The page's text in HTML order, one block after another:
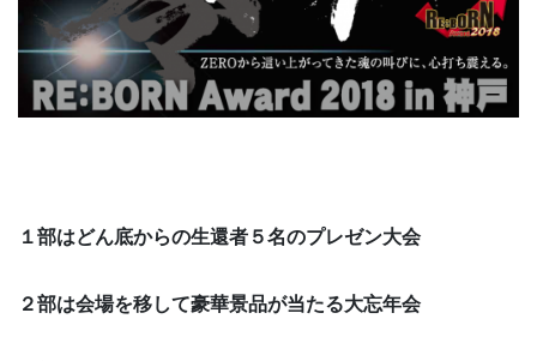
１部はどん底からの生還者５名のプレゼン大会
２部は会場を移して豪華景品が当たる大忘年会